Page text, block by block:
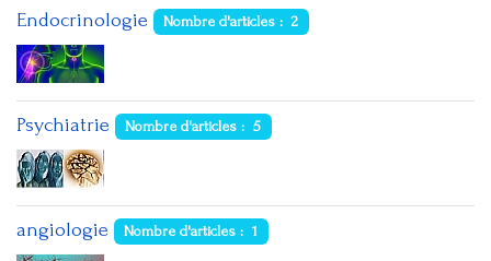
Endocrinologie Nombre d'articles : 2
Psychiatrie Nombre d'articles : 5
angiologie Nombre d'articles : 1